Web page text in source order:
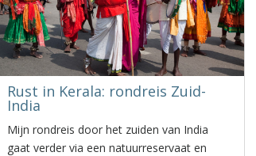
Rust in Kerala: rondreis Zuid-
India
Mijn rondreis door het zuiden van India
gaat verder via een natuurreservaat en